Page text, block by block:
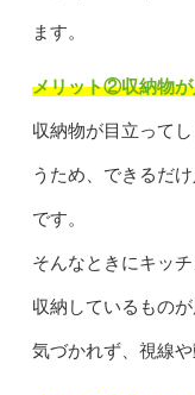
ます。
メリット②収納物が
収納物が目立って
うため、できるだ
です。
そんなときにキッ
収納しているもの
気づかれず、視線